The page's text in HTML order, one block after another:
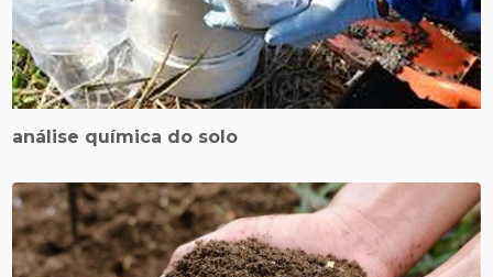
análise química do solo